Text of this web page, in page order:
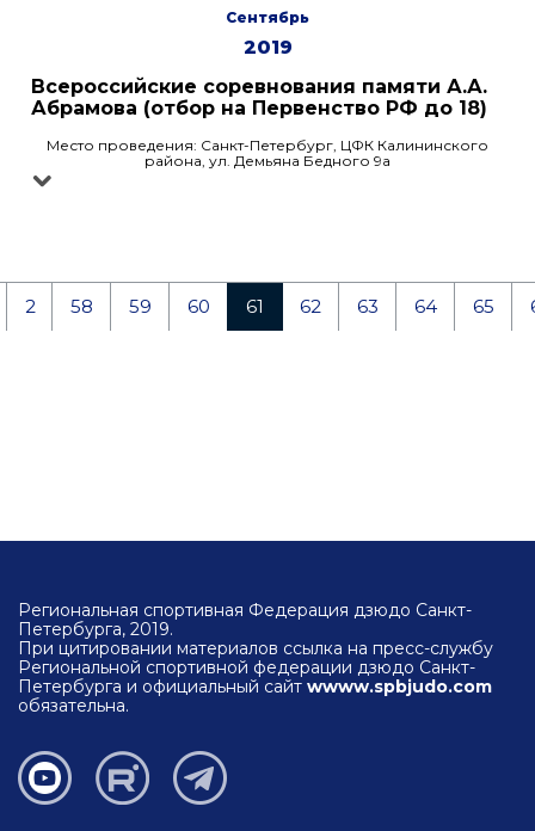
Сентябрь
2019
Всероссийские соревнования памяти А.А.
Абрамова (отбор на Первенство РФ до 18)
Место проведения: Санкт-Петербург, ЦФК Калининского
района, ул. Демьяна Бедного 9а
2 58 59 60 61 62 63 64 65
Региональная спортивная Федерация дзюдо Санкт-
Петербурга, 2019.
При цитировании материалов ссылка на пресс-службу
Региональной спортивной федерации дзюдо Санкт-
Петербурга и официальный сайт wwww.spbjudo.com
обязательна.